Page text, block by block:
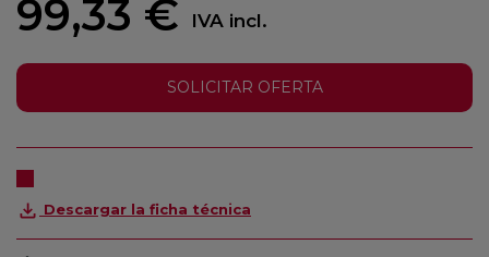
99,33 € IVA incl.
SOLICITAR OFERTA
Descargar la ficha técnica